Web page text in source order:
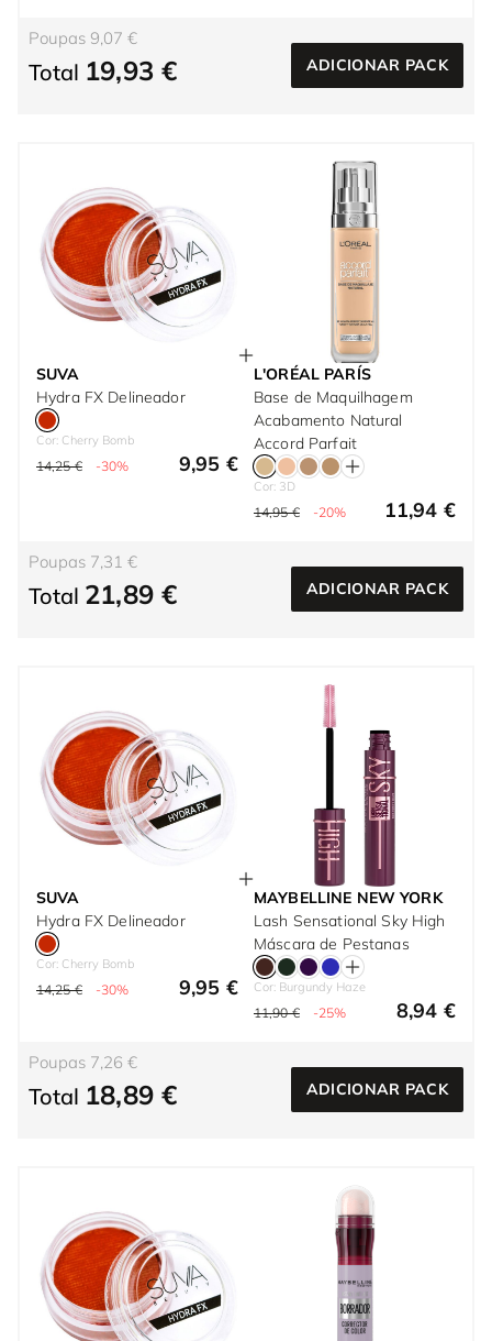
Poupas 9,07 €
Total 19,93 € ADICIONAR PACK
SUVA
Hydra FX Delineador
Cor: Cherry Bomb
14,25 € -30% 9,95 €
L'ORÉAL PARÍS
Base de Maquilhagem
Acabamento Natural
Accord Parfait
Cor: 3D
14,95 € -20% 11,94 €
Poupas 7,31 €
Total 21,89 € ADICIONAR PACK
SUVA
Hydra FX Delineador
Cor: Cherry Bomb
14,25 € -30% 9,95 €
MAYBELLINE NEW YORK
Lash Sensational Sky High
Máscara de Pestanas
Cor: Burgundy Haze
11,90 € -25% 8,94 €
Poupas 7,26 €
Total 18,89 € ADICIONAR PACK